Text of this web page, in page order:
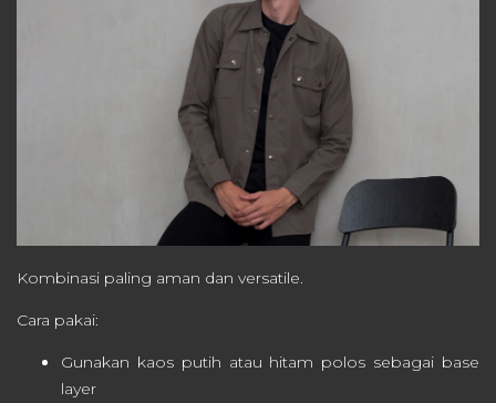
Kombinasi paling aman dan versatile.
Cara pakai:
Gunakan kaos putih atau hitam polos sebagai base
layer